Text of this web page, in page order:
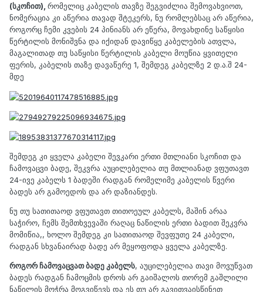
(სკოჩით), რომელიც კაბელის თავზე შეგვიძლია შემოვახვიოთ,
ნომერაცია კი აწერია თავად შტეკერს, ნუ რომლებსაც არ აწერია,
როგორც ჩემი კვების 24 პინიანს არ ეწერა, მოვახდინე საწყისი
წერტილის მონიშვნა და იქიდან დავიწყე კაბელების ათვლა,
მაგალითად თუ საწყისი წერტილის კაბელი მოუწია ყვითელი
ფერის, კაბელის თაზე დავაწერე 1, შემდეგ კაბელზე 2 დ.ა.შ 24-
მდე
შემდეგ კი ყველა კაბელი შევკარი ერთი მთლიანი სკოჩით და
ჩამოვაცვი ბადე, შეკვრა აუცილებელია თუ მთლიანად ვფუთავთ
24-ივე კაბელს 1 ბადეში რადგან რომელიმე კაბელის წვერი
ბადეს არ გამოედოს და არ დაზიანდეს.
ნუ თუ სათითაოდ ვფუთავთ თითოეულ კაბელს, მაშინ არაა
საჭირო, ჩემს შემთხვევაში რაღაც ნაწილის ერთი ბადით შეკვრა
მომიწია,, ხოლო შემდეგ კი სათითაოდ შევფუთე 24 კაბელი,
რადგან სხვანაირად ბადე არ მეყოფოდა ყველა კაბელზე.
როგორ ჩამოვაცვათ ბადე კაბელს, აუცილებელია თავი მოვუწვათ
ბადეს რადგან ჩამოცმის დროს არ გაიშალოს თორემ გაშლილი
ნაწილის მოჭრა მოგვიწევს და ეს თუ არ გავითვაისწინეთ